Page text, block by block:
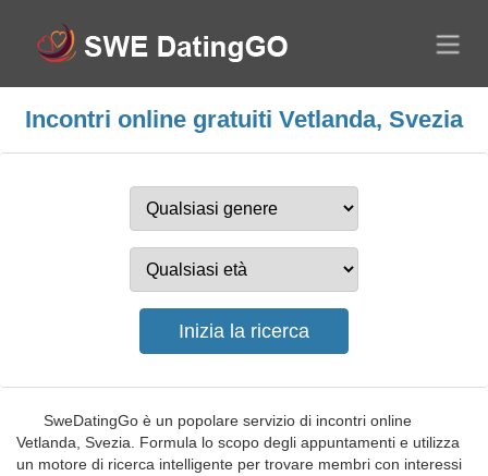
Incontri online gratuiti Vetlanda, Svezia
SweDatingGo è un popolare servizio di incontri online
Vetlanda, Svezia. Formula lo scopo degli appuntamenti e utilizza
un motore di ricerca intelligente per trovare membri con interessi